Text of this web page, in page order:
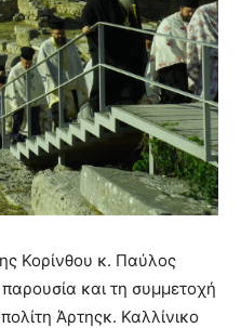
Κορίνθου κ. Παύλος
και τη συμμετοχή
Άρτηςκ. Καλλίνικο